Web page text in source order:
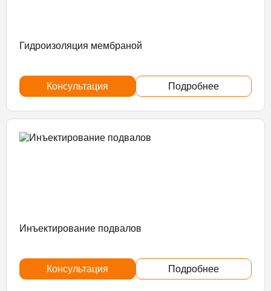
Гидроизоляция мембраной
Консультация Подробнее
Инъектирование подвалов
Консультация Подробнее